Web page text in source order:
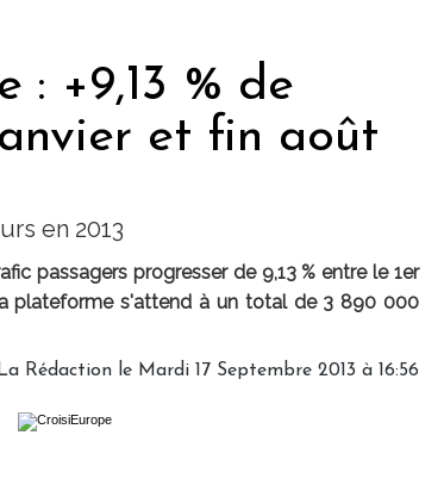
: +9,13 % de
et fin août
en 2013
passagers progresser de 9,13 % entre le 1er
plateforme s'attend à un total de 3 890 000
La Rédaction le Mardi 17 Septembre 2013 à 16:56